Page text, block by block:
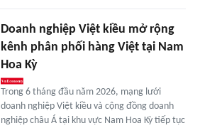
Doanh nghiệp Việt kiều mở rộng
kênh phân phối hàng Việt tại Nam
Hoa Kỳ
Trong 6 tháng đầu năm 2026, mạng lưới
doanh nghiệp Việt kiều và cộng đồng doanh
nghiệp châu Á tại khu vực Nam Hoa Kỳ tiếp tục